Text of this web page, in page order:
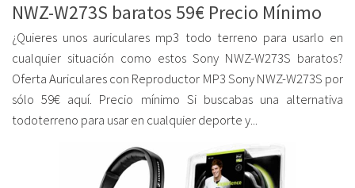
NWZ-W273S baratos 59€ Precio Mínimo
¿Quieres unos auriculares mp3 todo terreno para usarlo en
cualquier situación como estos Sony NWZ-W273S baratos?
Oferta Auriculares con Reproductor MP3 Sony NWZ-W273S por
sólo 59€ aquí. Precio mínimo Si buscabas una alternativa
todoterreno para usar en cualquier deporte y...